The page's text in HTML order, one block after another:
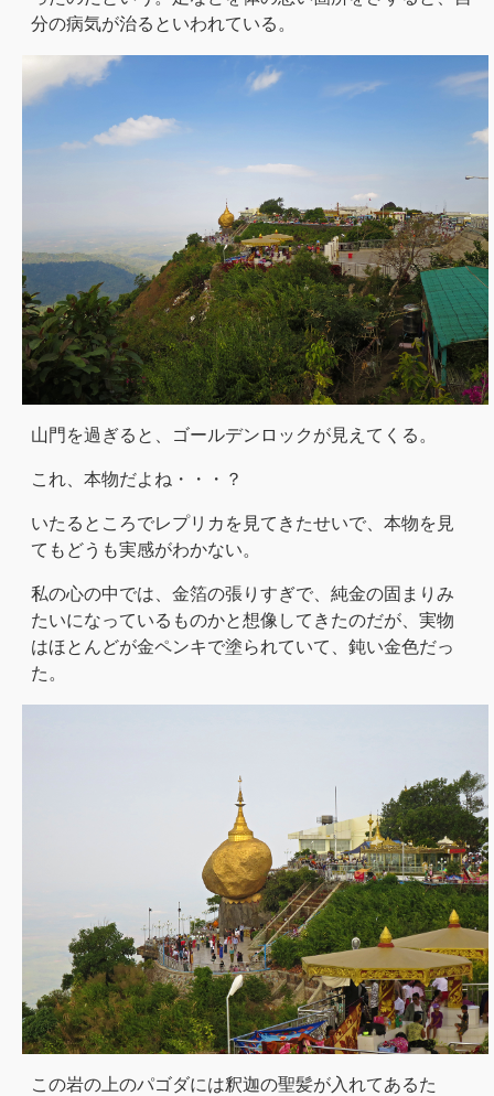
分の病気が治るといわれている。
山門を過ぎると、ゴールデンロックが見えてくる。
これ、本物だよね・・・？
いたるところでレプリカを見てきたせいで、本物を見
てもどうも実感がわかない。
私の心の中では、金箔の張りすぎで、純金の固まりみ
たいになっているものかと想像してきたのだが、実物
はほとんどが金ペンキで塗られていて、鈍い金色だっ
た。
この岩の上のパゴダには釈迦の聖髪が入れてあるた